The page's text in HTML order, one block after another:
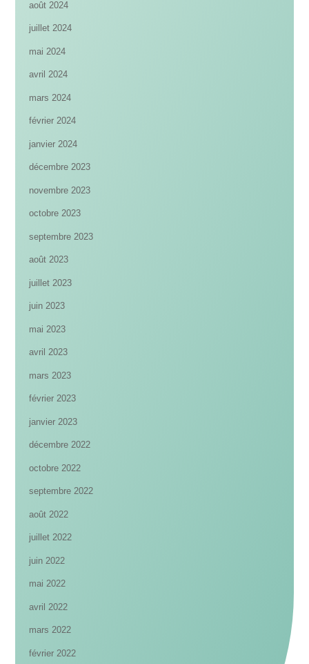
août 2024
juillet 2024
mai 2024
avril 2024
mars 2024
février 2024
janvier 2024
décembre 2023
novembre 2023
octobre 2023
septembre 2023
août 2023
juillet 2023
juin 2023
mai 2023
avril 2023
mars 2023
février 2023
janvier 2023
décembre 2022
octobre 2022
septembre 2022
août 2022
juillet 2022
juin 2022
mai 2022
avril 2022
mars 2022
février 2022